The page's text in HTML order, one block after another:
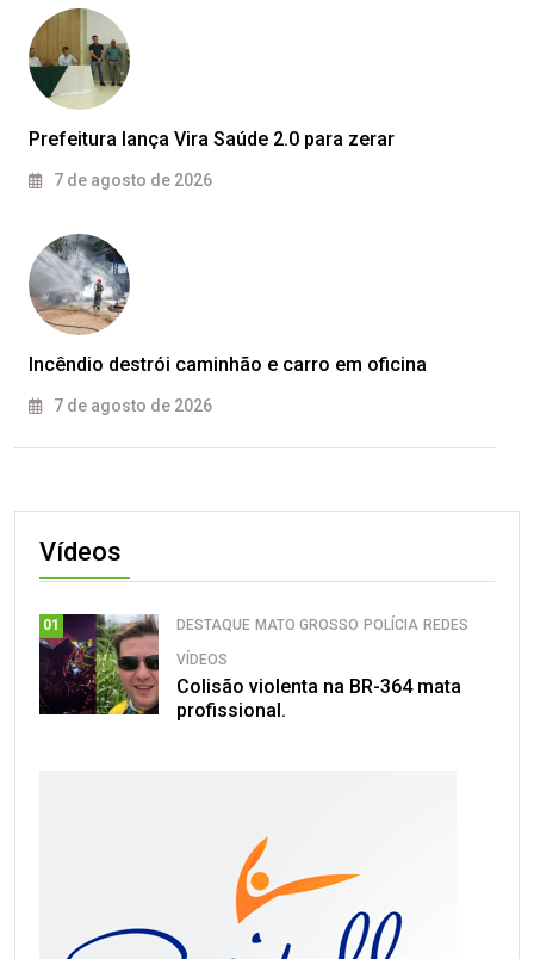
Prefeitura lança Vira Saúde 2.0 para zerar
7 de agosto de 2026
Incêndio destrói caminhão e carro em oficina
7 de agosto de 2026
Vídeos
01 DESTAQUE MATO GROSSO POLÍCIA REDES
VÍDEOS
Colisão violenta na BR-364 mata
profissional.